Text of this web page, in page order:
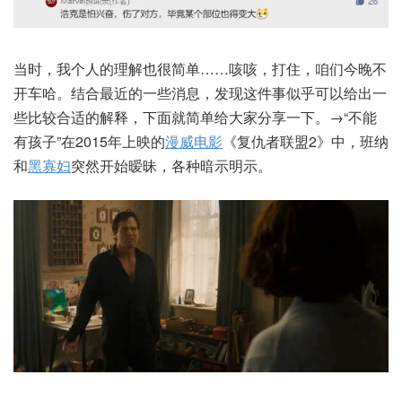
当时，我个人的理解也很简单……咳咳，打住，咱们今晚不
开车哈。结合最近的一些消息，发现这件事似乎可以给出一
些比较合适的解释，下面就简单给大家分享一下。→“不能
有孩子”在2015年上映的漫威电影 《复仇者联盟2》中，班纳
和黑寡妇突然开始暧昧，各种暗示明示。